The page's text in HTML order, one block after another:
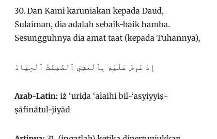
30. Dan Kami karuniakan kepada Daud,
Sulaiman, dia adalah sebaik-baik hamba.
Sesungguhnya dia amat taat (kepada Tuhannya),
إِذْ عُرِضَ عَلَيْهِ بِٱلْعَشِىِّ ٱلصَّٰفِنَٰتُ ٱلْجِيَادُ
Arab-Latin: iż ‘uriḍa ‘alaihi bil-‘asyiyyiṣ-
ṣāfinātul-jiyād